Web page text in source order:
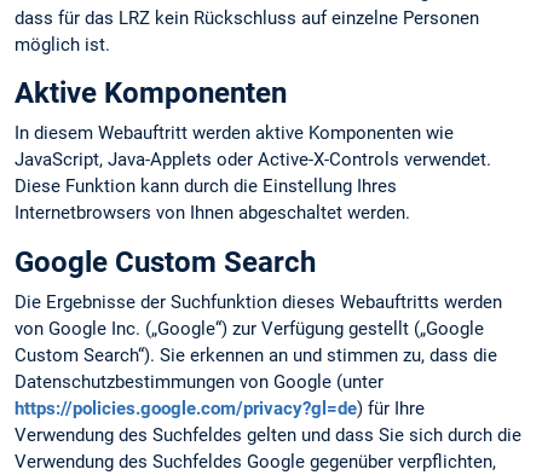
dass für das LRZ kein Rückschluss auf einzelne Personen
möglich ist.
Aktive Komponenten
In diesem Webauftritt werden aktive Komponenten wie
JavaScript, Java-Applets oder Active-X-Controls verwendet.
Diese Funktion kann durch die Einstellung Ihres
Internetbrowsers von Ihnen abgeschaltet werden.
Google Custom Search
Die Ergebnisse der Suchfunktion dieses Webauftritts werden
von Google Inc. („Google“) zur Verfügung gestellt („Google
Custom Search“). Sie erkennen an und stimmen zu, dass die
Datenschutzbestimmungen von Google (unter
https://policies.google.com/privacy?gl=de) für Ihre
Verwendung des Suchfeldes gelten und dass Sie sich durch die
Verwendung des Suchfeldes Google gegenüber verpflichten,